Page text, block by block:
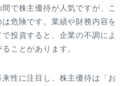
で株主優待が人気ですが、こ
危険です。業績や財務内容を
投資すると、企業の不調によ
ことがあります。
性に注目し、株主優待は「お